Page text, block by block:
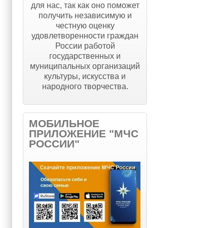
для нас, так как оно поможет
получить независимую и
честную оценку
удовлетворенности граждан
России работой
государственных и
муниципальных организаций
культуры, искусства и
народного творчества.
МОБИЛЬНОЕ
ПРИЛОЖЕНИЕ "МЧС
РОССИИ"